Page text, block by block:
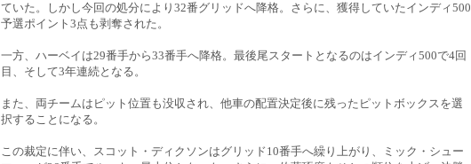
ていた。しかし今回の処分により32番グリッドへ降格。さらに、獲得していたインディ500
予選ポイント3点も剥奪された。
一方、ハーベイは29番手から33番手へ降格。最後尾スタートとなるのはインディ500で4回
目、そして3年連続となる。
また、両チームはピット位置も没収され、他車の配置決定後に残ったピットボックスを選
択することになる。
この裁定に伴い、スコット・ディクソンはグリッド10番手へ繰り上がり、ミック・シュー